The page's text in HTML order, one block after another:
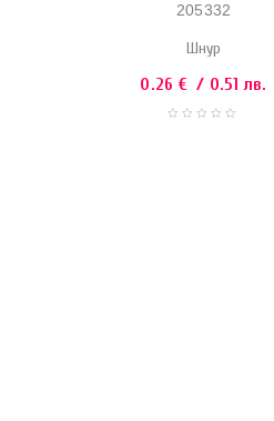
205332
Шнур
0.26 € / 0.51 лв.